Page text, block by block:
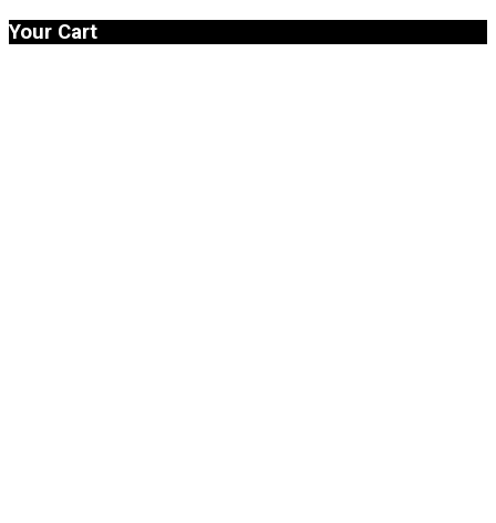
Your Cart